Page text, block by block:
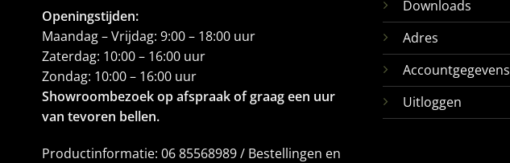
Openingstijden:
Maandag – Vrijdag: 9:00 – 18:00 uur
Zaterdag: 10:00 – 16:00 uur
Zondag: 10:00 – 16:00 uur
Showroombezoek op afspraak of graag een uur
van tevoren bellen.
Productinformatie: 06 85568989 / Bestellingen en
Downloads
Adres
Accountgegevens
Uitloggen